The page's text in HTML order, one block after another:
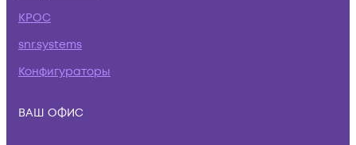
КРОС
snr.systems
Конфигураторы
ВАШ ОФИС